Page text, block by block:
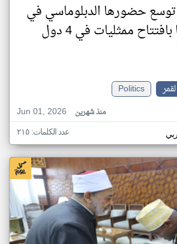
حضورها الدبلوماسي في
إفريقيا بافتتاح ممثليات في 4 دول
Politics
Jun 01, 2026
منذ شهرين
عدد الكلمات: ٢١٥